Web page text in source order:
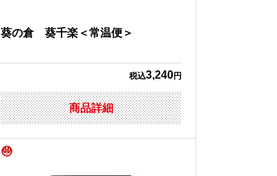
葵の倉 葵千楽＜常温便＞
税込3,240円
商品詳細